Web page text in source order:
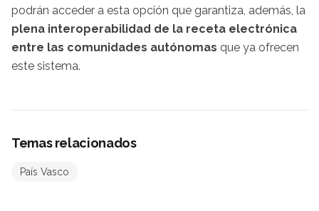
podrán acceder a esta opción que garantiza, además, la
plena interoperabilidad de la receta electrónica
entre las comunidades autónomas que ya ofrecen
este sistema.
Temas relacionados
País Vasco